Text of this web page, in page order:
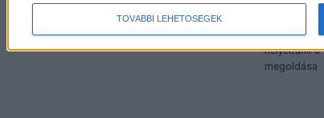
TOVÁBBI LEHETŐSÉGEK
Boom a használt autók piacán
Akár
helyettünk a
megoldása